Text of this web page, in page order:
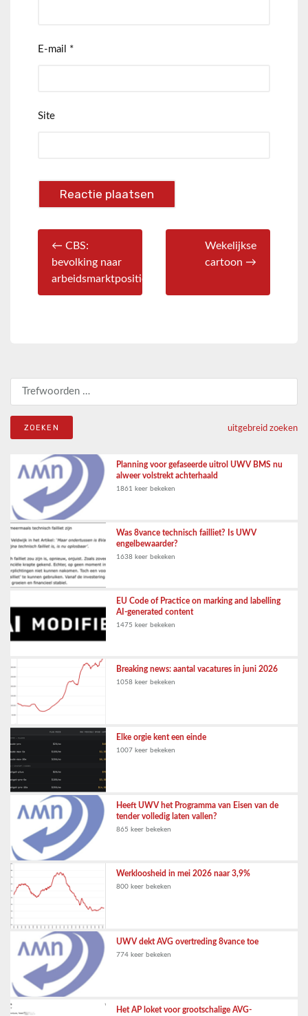
E-mail *
Site
← CBS:
bevolking naar
arbeidsmarktpositie
Wekelijkse
cartoon →
Zoeken naar:
uitgebreid zoeken
Planning voor gefaseerde uitrol UWV BMS nu
alweer volstrekt achterhaald
1861 keer bekeken
Was 8vance technisch failliet? Is UWV
engelbewaarder?
1638 keer bekeken
EU Code of Practice on marking and labelling
AI-generated content
1475 keer bekeken
Breaking news: aantal vacatures in juni 2026
1058 keer bekeken
Elke orgie kent een einde
1007 keer bekeken
Heeft UWV het Programma van Eisen van de
tender volledig laten vallen?
865 keer bekeken
Werkloosheid in mei 2026 naar 3,9%
800 keer bekeken
UWV dekt AVG overtreding 8vance toe
774 keer bekeken
Het AP loket voor grootschalige AVG-